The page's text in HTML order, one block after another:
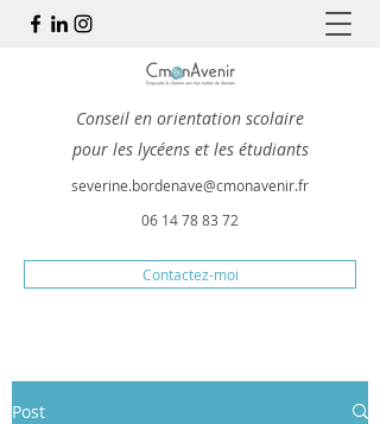
Conseil en orientation scolaire
pour les lycéens et les étudiants
severine.bordenave@cmonavenir.fr
06 14 78 83 72
Contactez-moi
Post